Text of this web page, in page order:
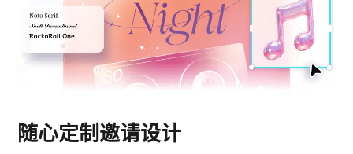
随心定制邀请设计